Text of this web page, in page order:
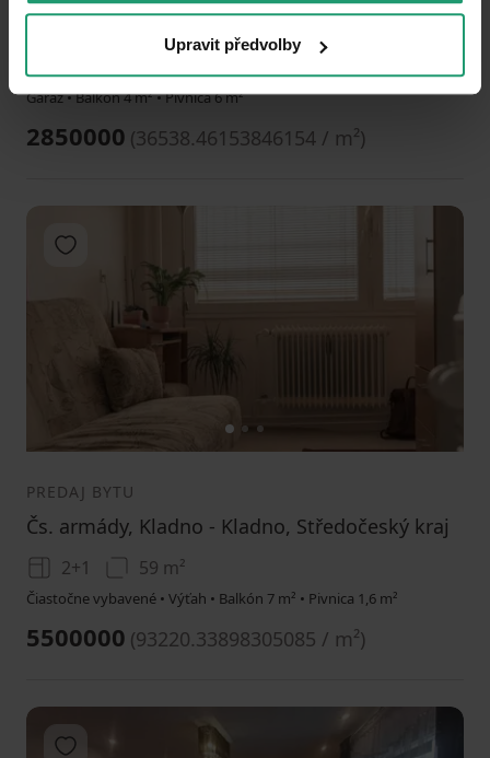
Upravit předvolby
Ke stadionu, Kladno - Kladno, Středočeský kraj
Garáž • Balkón 4 m² • Pivnica 6 m²
2850000 (36538.46153846154 / m²)
12 3
Pridať do obľúbených
PREDAJ BYTU
Čs. armády, Kladno - Kladno, Středočeský kraj
2+1 59 m²
Čiastočne vybavené • Výťah • Balkón 7 m² • Pivnica 1,6 m²
5500000 (93220.33898305085 / m²)
Pridať do obľúbených